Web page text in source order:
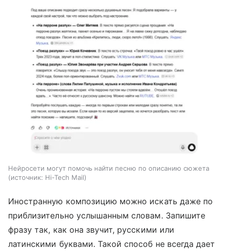
Нейросети могут помочь найти песню по описанию сюжета
источник: Hi-Tech Mail
Иностранную композицию можно искать даже по
приблизительно услышанным словам. Запишите
фразу так, как она звучит, русскими или
латинскими буквами. Такой способ не всегда дает